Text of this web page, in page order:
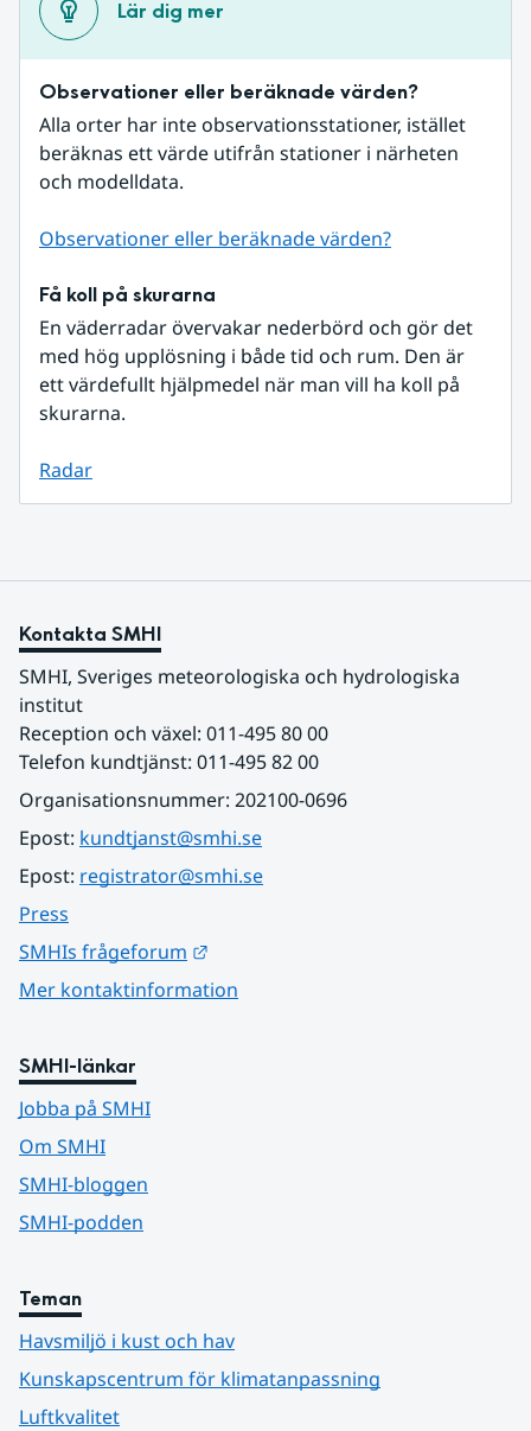
Lär dig mer
Observationer eller beräknade värden?
Alla orter har inte observationsstationer, istället
beräknas ett värde utifrån stationer i närheten
och modelldata.
Observationer eller beräknade värden?
Få koll på skurarna
En väderradar övervakar nederbörd och gör det
med hög upplösning i både tid och rum. Den är
ett värdefullt hjälpmedel när man vill ha koll på
skurarna.
Radar
Kontakta SMHI
SMHI, Sveriges meteorologiska och hydrologiska
institut
Reception och växel: 011-495 80 00
Telefon kundtjänst: 011-495 82 00
Organisationsnummer: 202100-0696
Epost: kundtjanst@smhi.se
Epost: registrator@smhi.se
Press
SMHIs frågeforum
Mer kontaktinformation
SMHI-länkar
Jobba på SMHI
Om SMHI
SMHI-bloggen
SMHI-podden
Teman
Havsmiljö i kust och hav
Kunskapscentrum för klimatanpassning
Luftkvalitet